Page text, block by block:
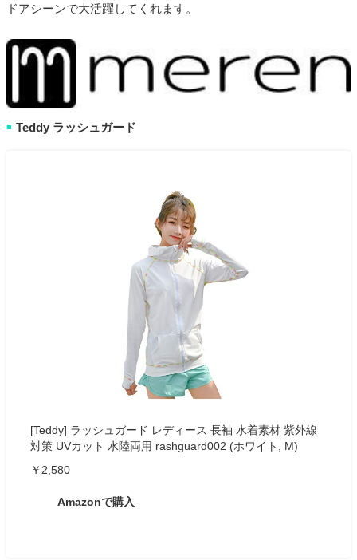
ドアシーンで大活躍してくれます。
■ Teddy ラッシュガード
[Teddy] ラッシュガード レディース 長袖 水着素材 紫外線
対策 UVカット 水陸両用 rashguard002 (ホワイト, M)
￥2,580
Amazonで購入